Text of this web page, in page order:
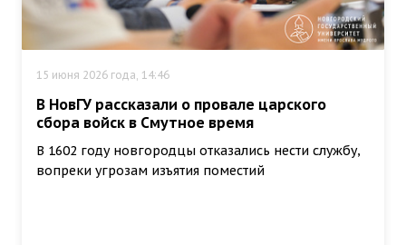
15 июня 2026 года, 14:46
В НовГУ рассказали о провале царского
сбора войск в Смутное время
В 1602 году новгородцы отказались нести службу,
вопреки угрозам изъятия поместий